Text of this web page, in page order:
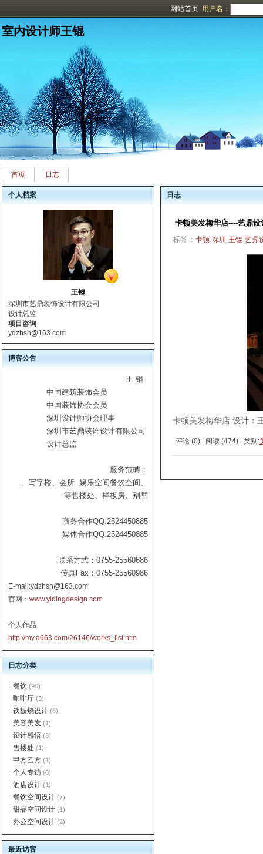
网站首页 用户名：
室内设计师王锟
首页 日志
个人档案
王锟
深圳市艺鼎装饰设计有限公司
设计总监
项目咨询
ydzhsh@163.com
博客公告
王 锟
中国建筑装饰会员
中国装饰协会会员
深圳设计师协会理事
深圳市艺鼎装饰设计有限公司
设计总监
服务范畴：
餐饮空间、
娱乐空间
、写字楼、会所
售楼处、样板房、别墅
等
商务合作QQ:2524450885
媒体合作QQ:2524450885
联系方式：0755-25560686
传真Fax：0755-25560986
E-mail:ydzhsh@163.com
官网： www.yidingdesign.com
个人作品
http://my.a963.com/26146/works_list.htm
日志分类
餐饮 (90)
咖啡厅 (3)
铁板烧设计 (6)
美容美发 (1)
设计感悟 (3)
售楼处 (1)
甲方乙方 (1)
个人专访 (0)
酒店设计 (1)
餐饮空间设计 (7)
甜品空间设计 (1)
办公空间设计 (2)
最近访客
日志
卡顿美发梅华店----艺鼎设
标签： 卡顿 深圳 王锟 艺鼎
卡顿美发梅华店 设计：
评论 (0) | 阅读 (474) | 类别: